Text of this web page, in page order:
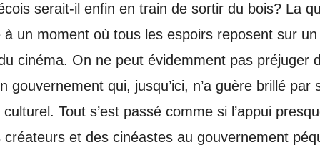
serait-il enfin en train de sortir du bois? La
un moment où tous les espoirs reposent sur
cinéma. On ne peut évidemment pas préjuger
gouvernement qui, jusqu’ici, n’a guère brillé par
Tout s’est passé comme si l’appui
et des cinéastes au gouvernement